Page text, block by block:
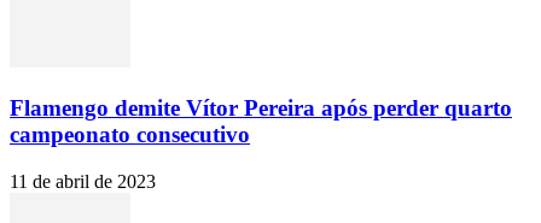
Flamengo demite Vítor Pereira após perder quarto
campeonato consecutivo
11 de abril de 2023